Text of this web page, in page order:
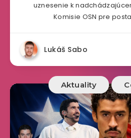
uznesenie k
Komisie OSN pre
Lukáš Sabo
Aktuality